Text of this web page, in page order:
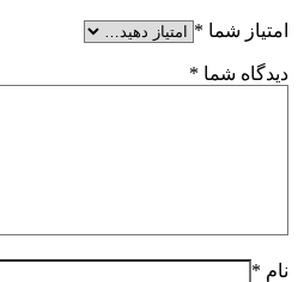
امتیاز شما *
دیدگاه شما *
نام *